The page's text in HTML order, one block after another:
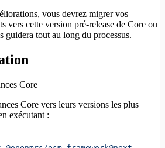
vous devrez migrer vos
vers cette version pré-release de Core ou
guidera tout au long du processus.
Core
Core vers leurs versions les plus
exécutant :